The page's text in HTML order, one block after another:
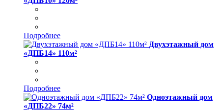
Подробнее
Двухэтажный дом
«ДПБ14» 110м²
Подробнее
Одноэтажный дом
«ДПБ22» 74м²